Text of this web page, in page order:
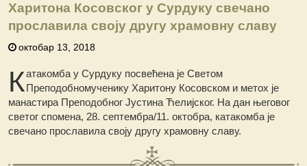
Харитона Косовског у Сурдуку свечано
прославила своју другу храмовну славу
октобар 13, 2018
Катакомба у Сурдуку посвећена је Светом
Преподобномученику Харитону Косовском и метох је
манастира Преподобног Јустина Ћелијског. На дан његовог
светог спомена, 28. септембра/11. октобра, катакомба је
свечано прославила своју другу храмовну славу.